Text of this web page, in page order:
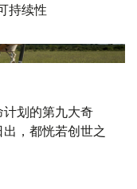
持续性
计划的第九大奇
，都恍若创世之